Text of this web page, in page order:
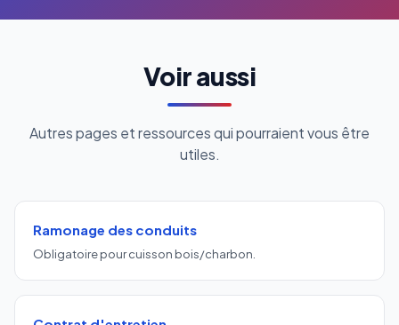
Voir aussi
Autres pages et ressources qui pourraient vous être
utiles.
Ramonage des conduits
Obligatoire pour cuisson bois/charbon.